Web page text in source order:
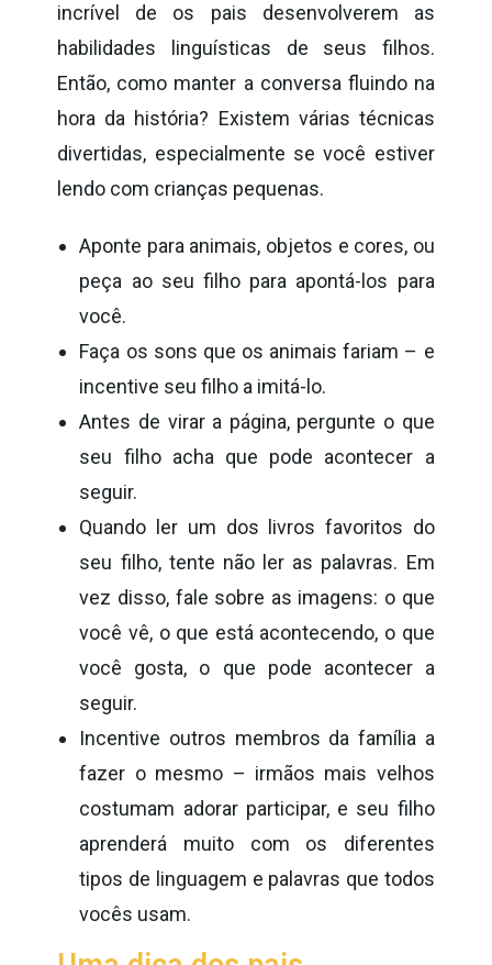
incrível de os pais desenvolverem as
habilidades linguísticas de seus filhos.
Então, como manter a conversa fluindo na
hora da história? Existem várias técnicas
divertidas, especialmente se você estiver
lendo com crianças pequenas.
Aponte para animais, objetos e cores, ou
peça ao seu filho para apontá-los para
você.
Faça os sons que os animais fariam – e
incentive seu filho a imitá-lo.
Antes de virar a página, pergunte o que
seu filho acha que pode acontecer a
seguir.
Quando ler um dos livros favoritos do
seu filho, tente não ler as palavras. Em
vez disso, fale sobre as imagens: o que
você vê, o que está acontecendo, o que
você gosta, o que pode acontecer a
seguir.
Incentive outros membros da família a
fazer o mesmo – irmãos mais velhos
costumam adorar participar, e seu filho
aprenderá muito com os diferentes
tipos de linguagem e palavras que todos
vocês usam.